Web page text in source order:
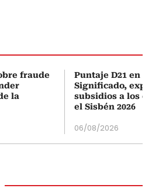
fraude
la
Puntaje D21 en
Significado,
subsidios a los
el Sisbén 2026
06/08/2026